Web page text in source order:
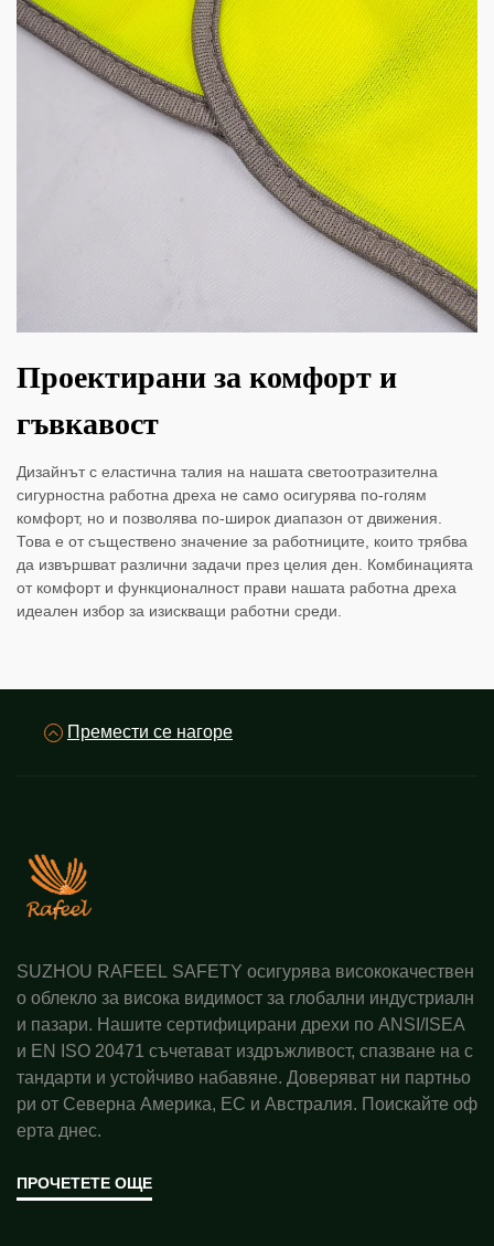
Проектирани за комфорт и
гъвкавост
Дизайнът с еластична талия на нашата светоотразителна
сигурностна работна дреха не само осигурява по-голям
комфорт, но и позволява по-широк диапазон от движения.
Това е от съществено значение за работниците, които трябва
да извършват различни задачи през целия ден. Комбинацията
от комфорт и функционалност прави нашата работна дреха
идеален избор за изискващи работни среди.
Премести се нагоре
SUZHOU RAFEEL SAFETY осигурява висококачествен
о облекло за висока видимост за глобални индустриалн
и пазари. Нашите сертифицирани дрехи по ANSI/ISEA
и EN ISO 20471 съчетават издръжливост, спазване на с
тандарти и устойчиво набавяне. Доверяват ни партньо
ри от Северна Америка, ЕС и Австралия. Поискайте оф
ерта днес.
ПРОЧЕТЕТЕ ОЩЕ